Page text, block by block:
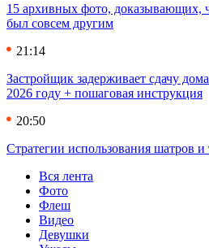
15 архивных фото, доказывающих,
был совсем другим
21:14
Застройщик задерживает сдачу
2026 году + пошаговая инструкция
20:50
Стратегии использования шатров
Вся лента
Фото
Флеш
Видео
Девушки